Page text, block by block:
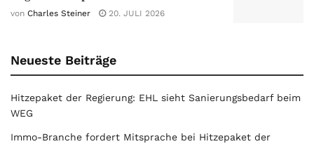
von Charles Steiner 20. JULI 2026
Neueste Beiträge
Hitzepaket der Regierung: EHL sieht Sanierungsbedarf beim
WEG
Immo-Branche fordert Mitsprache bei Hitzepaket der